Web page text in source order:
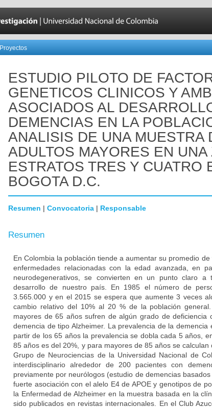
Proyectos
ESTUDIO PILOTO DE
GENETICOS CLINICOS Y
ASOCIADOS AL
DEMENCIAS EN LA
ANALISIS DE UNA MUESTRA
ADULTOS MAYORES EN UNA
ESTRATOS TRES Y CUATRO
BOGOTA D.C.
Resumen | Convocatoria | Responsable
Resumen
En Colombia la población tiende a aumentar su promedio
enfermedades relacionadas con la edad avanzada, en
neurodegenerativos, se convierten en un punto claro
desarrollo de nuestro país. En 1985 el número de
3.565.000 y en el 2015 se espera que aumente 3 veces
cambio relativo del 10% al 20 % de la población
mayores de 65 años sufren de algún grado de deficiencia
demencia de tipo Alzheimer. La prevalencia de la
partir de los 65 años la prevalencia se dobla cada 5 años,
85 años es del 20%, y para mayores de 85 años se
Grupo de Neurociencias de la Universidad Nacional de
interdisciplinario alrededor de 200 pacientes con
previamente por neurólogos (estudio de demencias
fuerte asociación con el alelo E4 de APOE y genotipos de
la Enfermedad de Alzheimer en la muestra basada en la
sido publicados en revistas internacionales. En el Club